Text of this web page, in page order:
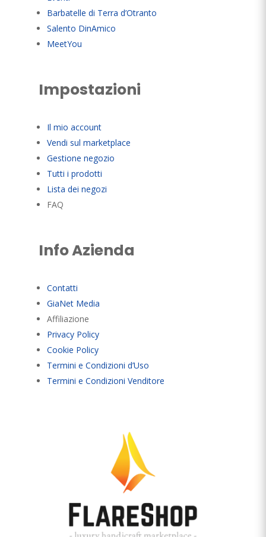
Barbatelle di Terra d’Otranto
Salento DinAmico
MeetYou
Impostazioni
Il mio account
Vendi sul marketplace
Gestione negozio
Tutti i prodotti
Lista dei negozi
FAQ
Info Azienda
Contatti
GiaNet Media
Affiliazione
Privacy Policy
Cookie Policy
Termini e Condizioni d’Uso
Termini e Condizioni Venditore